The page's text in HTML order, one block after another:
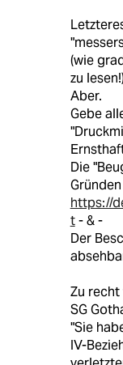
(wie
zu
Aber.
Gebe
Die
https://
t- & -
Der
Zu recht
SG
"Sie
IV-